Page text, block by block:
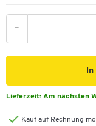
-
In
Lieferzeit: Am nächsten
Kauf auf Rechnung